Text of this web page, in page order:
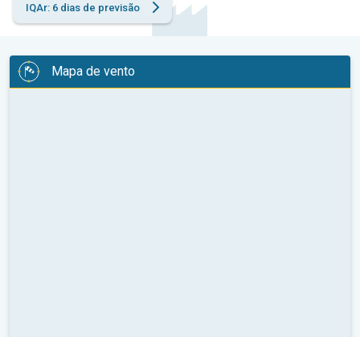
IQAr: 6 dias de previsão
Mapa de vento